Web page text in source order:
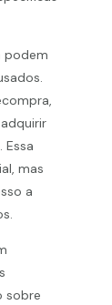
podem
mas
a
sobre